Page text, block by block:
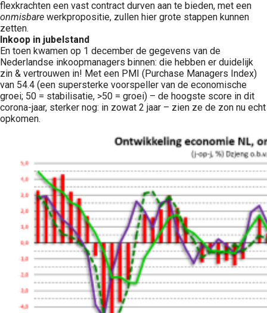
flexkrachten een vast contract durven aan te bieden, met een
onmisbare werkpropositie, zullen hier grote stappen kunnen
zetten.
Inkoop in jubelstand
En toen kwamen op 1 december de gegevens van de
Nederlandse inkoopmanagers binnen: die hebben er duidelijk
zin & vertrouwen in! Met een PMI (Purchase Managers Index)
van 54.4 (een supersterke voorspeller van de economische
groei; 50 = stabilisatie, >50 = groei) – de hoogste score in dit
corona-jaar, sterker nog: in zowat 2 jaar – zien ze de zon nu echt
opkomen.